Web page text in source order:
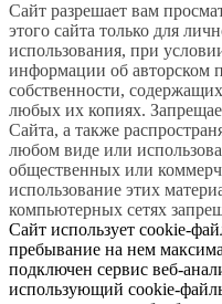
Сайт разрешает вам
этого сайта только для
использования, при
информации об авторском
собственности,
любых их копиях.
Сайта, а также
любом виде или
общественных или
использование этих
компьютерных сетях
Сайт использует cookie-
пребывание на нем
подключен сервис веб-
использующий cookie-